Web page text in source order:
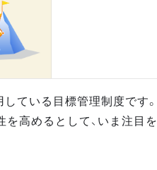
ている目標管理制度です。
高めるとして、いま注目を